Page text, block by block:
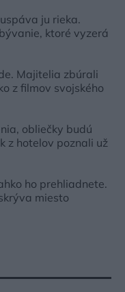
ju rieka.
ktoré vyzerá
Majitelia zbúrali
z filmov svojského
obliečky budú
z hotelov poznali už
ho prehliadnete.
miesto